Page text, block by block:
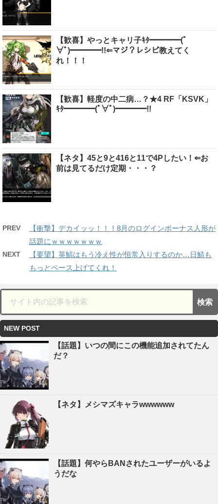
【歓喜】やっとキャリ子ｷﾀ━━━━(ﾟ
∀ﾟ)━━━━!!⇐マジ？レシピ教えてく
れ！！！
【歓喜】軽度の中二病…？★4 RF「KSVK」
ｷﾀ━━━━(ﾟ∀ﾟ)━━━━!!
【ネタ】45と9と416と11で4Pしたい！⇐お
前は見てるだけ定期・・・？
PREV
【衝撃】デカイッッ！！！8月のログインボーナス人形が
話題にｗｗｗｗｗｗｗ
NEXT
【要望】英鯖はもう冷え性が恒常入りするのか…日鯖も
もっとペース上げてくれ！
NEW POST
【話題】いつの間にこの機能追加されてたん
だ？
【ネタ】メシマズキャラwwwwww
【話題】何やらBANされたユーザーがいるよ
うだな